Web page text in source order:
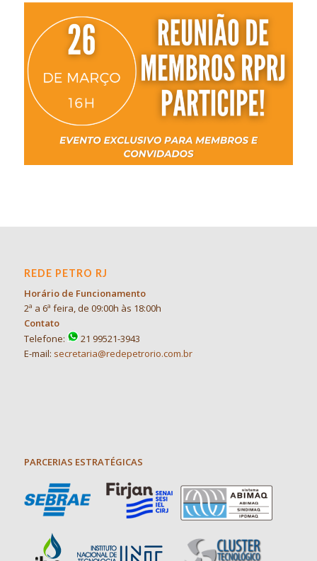
REDE PETRO RJ
Horário de Funcionamento
2ª a 6ª feira, de 09:00h às 18:00h
Contato
Telefone:
21 99521-3943
E-mail: secretaria@redepetrorio.com.br
PARCERIAS ESTRATÉGICAS